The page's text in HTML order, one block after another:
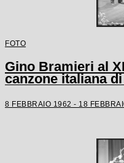
FOTO
Gino Bramieri al
canzone italiana
8 FEBBRAIO 1962 - 18